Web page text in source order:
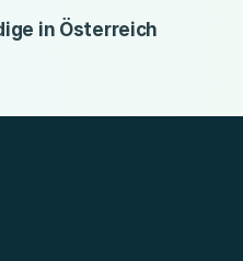
in Österreich